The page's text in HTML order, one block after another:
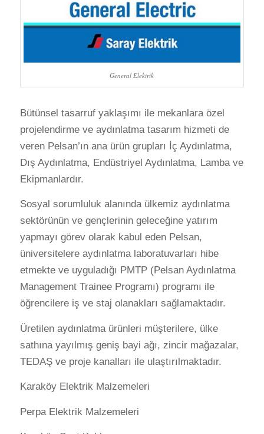
General Elektrik
Bütünsel tasarruf yaklaşımı ile mekanlara özel
projelendirme ve aydınlatma tasarım hizmeti de
veren Pelsan’ın ana ürün grupları İç Aydınlatma,
Dış Aydınlatma, Endüstriyel Aydınlatma, Lamba ve
Ekipmanlardır.
Sosyal sorumluluk alanında ülkemiz aydınlatma
sektörünün ve gençlerinin geleceğine yatırım
yapmayı görev olarak kabul eden Pelsan,
üniversitelere aydınlatma laboratuvarları hibe
etmekte ve uyguladığı PMTP (Pelsan Aydınlatma
Management Trainee Programı) programı ile
öğrencilere iş ve staj olanakları sağlamaktadır.
Üretilen aydınlatma ürünleri müşterilere, ülke
sathına yayılmış geniş bayi ağı, zincir mağazalar,
TEDAŞ ve proje kanalları ile ulaştırılmaktadır.
Karaköy Elektrik Malzemeleri
Perpa Elektrik Malzemeleri